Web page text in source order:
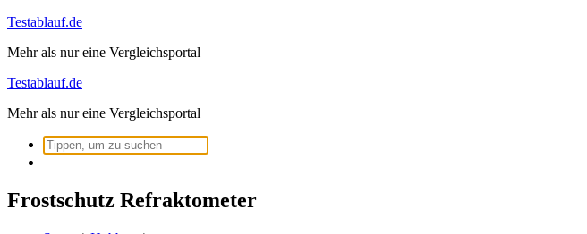
Zum
springen
Testablauf.de
Mehr als nur eine Vergleichsportal
Testablauf.de
Mehr als nur eine Vergleichsportal
Suchen
nach:
Frostschutz Refraktometer